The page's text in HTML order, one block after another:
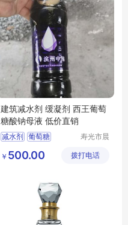
建筑减水剂 缓凝剂 西王葡萄
糖酸钠母液 低价直销
减水剂 葡萄糖
寿光市晨
限公司
￥ 500.00 拨打电话